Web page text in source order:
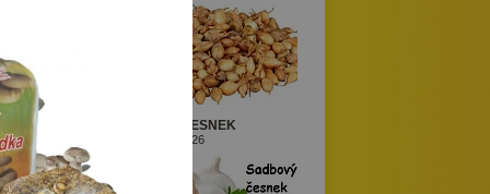
SADBOVÝ ČESNEK
1. července 2026